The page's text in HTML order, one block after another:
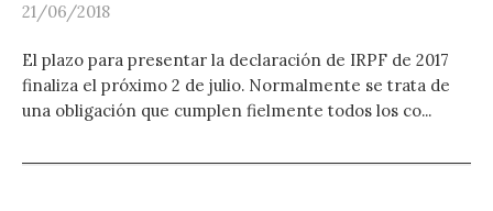
21/06/2018
El plazo para presentar la declaración de IRPF de 2017
finaliza el próximo 2 de julio. Normalmente se trata de
una obligación que cumplen fielmente todos los co...